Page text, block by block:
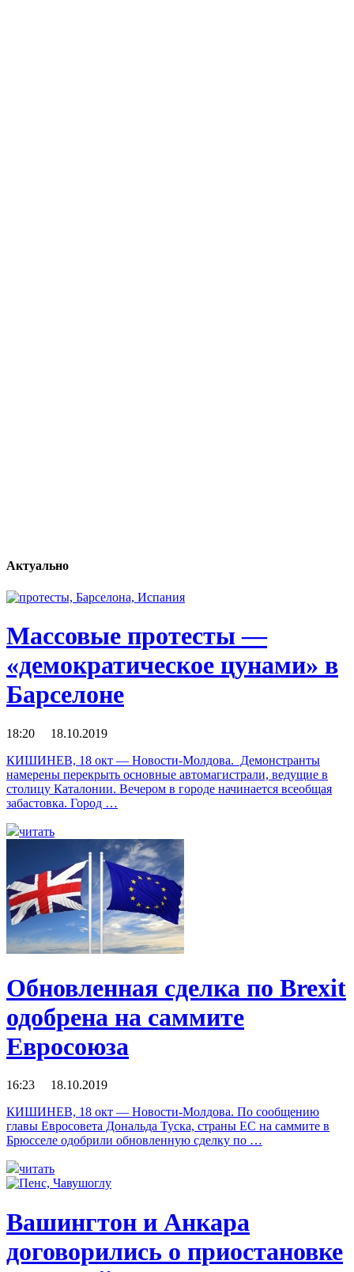
Актуально
Массовые протесты —
«демократическое цунами» в
Барселоне
18:20 18.10.2019
КИШИНЕВ, 18 окт — Новости-Молдова. Демонстранты
намерены перекрыть основные автомагистрали, ведущие в
столицу Каталонии. Вечером в городе начинается всеобщая
забастовка. Город …
читать
Обновленная сделка по Brexit
одобрена на саммите
Евросоюза
16:23 18.10.2019
КИШИНЕВ, 18 окт — Новости-Молдова. По сообщению
главы Евросовета Дональда Туска, страны ЕС на саммите в
Брюсселе одобрили обновленную сделку по …
читать
Вашингтон и Анкара
договорились о приостановке